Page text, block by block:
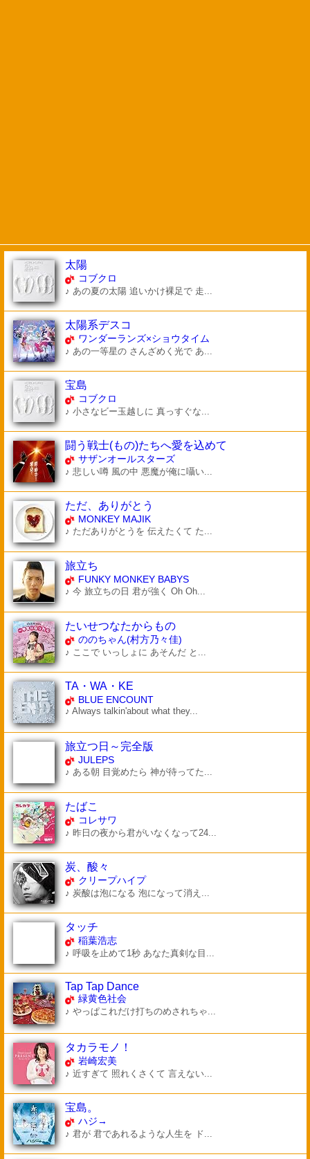
太陽
コブクロ
♪ あの夏の太陽 追いかけ裸足で 走...
太陽系デスコ
ワンダーランズ×ショウタイム
♪ あの一等星の さんざめく光で あ...
宝島
コブクロ
♪ 小さなビー玉越しに 真っすぐな...
闘う戦士(もの)たちへ愛を込めて
サザンオールスターズ
♪ 悲しい噂 風の中 悪魔が俺に囁い...
ただ、ありがとう
MONKEY MAJIK
♪ ただありがとうを 伝えたくて た...
旅立ち
FUNKY MONKEY BABYS
♪ 今 旅立ちの日 君が強く Oh Oh...
たいせつなたからもの
ののちゃん(村方乃々佳)
♪ ここで いっしょに あそんだ と...
TA・WA・KE
BLUE ENCOUNT
♪ Always talkin'about what they...
旅立つ日～完全版
JULEPS
♪ ある朝 目覚めたら 神が待ってた...
たばこ
コレサワ
♪ 昨日の夜から君がいなくなって24...
炭、酸々
クリープハイプ
♪ 炭酸は泡になる 泡になって消え...
タッチ
稲葉浩志
♪ 呼吸を止めて1秒 あなた真剣な目...
Tap Tap Dance
緑黄色社会
♪ やっぱこれだけ打ちのめされちゃ...
タカラモノ！
岩崎宏美
♪ 近すぎて 照れくさくて 言えない...
宝島。
ハジ→
♪ 君が 君であれるような人生を ド...